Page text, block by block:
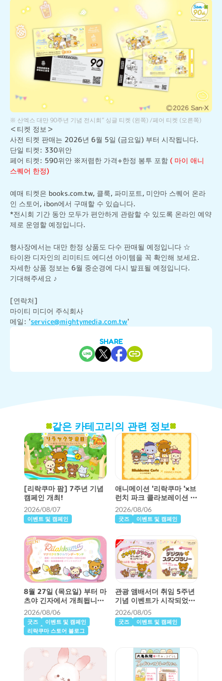
※ 산엑스 대만 90주년 기념 전시회” 싱글 티켓 (왼쪽) /페어 티켓 (오른쪽)
＜티켓 정보＞
사전 티켓 판매는 2026년 6월 5일 (금요일) 부터 시작됩니다.
단일 티켓: 330위안
페어 티켓: 590위안 ※저렴한 가격+한정 봉투 포함 ( 마이 애니
스퀘어 한정)
예매 티켓은 books.com.tw, 클룩, 파미포트, 미얀마 스퀘어 온라
인 스토어, ibon에서 구매할 수 있습니다.
*전시회 기간 동안 모두가 편안하게 관람할 수 있도록 온라인 예약
제로 운영할 예정입니다.
행사장에서는 대만 한정 상품도 다수 판매될 예정입니다 ☆
타이완 디자인의 리미티드 에디션 아이템을 꼭 확인해 보세요.
자세한 상품 정보는 6월 중순경에 다시 발표될 예정입니다.
기대해주세요 ♪
[연락처]
마이티 미디어 주식회사
메일: 'service@mightymedia.com.tw'
SHARE
같은 카테고리의 관련 정보
[리락쿠마 팜] 7주년 기념
캠페인 개최!
2026/08/07
이벤트 및 캠페인
애니메이션 '리락쿠마 '×브
런치 파크 콜라보레이션 카
페가 개최됩니다!
2026/08/06
굿즈 이벤트 및 캠페인
8월 27일 (목요일) 부터 마
츠야 긴자에서 개최됩니
다!“맥맥 미라클 원더랜드”
상세 정보 ♪
2026/08/06
굿즈
이벤트 및 캠페인
리락쿠마 스토어 블로그
관광 앰배서더 취임 5주년
기념 이벤트가 시작되었습
니다 ♪
2026/08/05
굿즈 이벤트 및 캠페인